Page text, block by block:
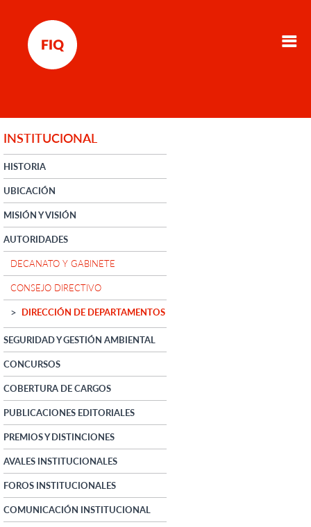
INSTITUCIONAL
HISTORIA
UBICACIÓN
MISIÓN Y VISIÓN
AUTORIDADES
DECANATO Y GABINETE
CONSEJO DIRECTIVO
DIRECCIÓN DE DEPARTAMENTOS
SEGURIDAD Y GESTIÓN AMBIENTAL
CONCURSOS
COBERTURA DE CARGOS
PUBLICACIONES EDITORIALES
PREMIOS Y DISTINCIONES
AVALES INSTITUCIONALES
FOROS INSTITUCIONALES
COMUNICACIÓN INSTITUCIONAL